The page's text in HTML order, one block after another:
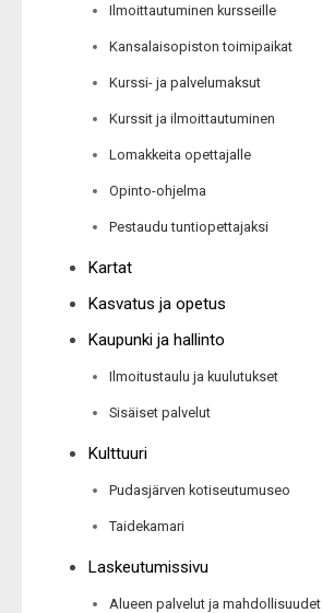
Ilmoittautuminen kursseille
Kansalaisopiston toimipaikat
Kurssi- ja palvelumaksut
Kurssit ja ilmoittautuminen
Lomakkeita opettajalle
Opinto-ohjelma
Pestaudu tuntiopettajaksi
Kartat
Kasvatus ja opetus
Kaupunki ja hallinto
Ilmoitustaulu ja kuulutukset
Sisäiset palvelut
Kulttuuri
Pudasjärven kotiseutumuseo
Taidekamari
Laskeutumissivu
Alueen palvelut ja mahdollisuudet